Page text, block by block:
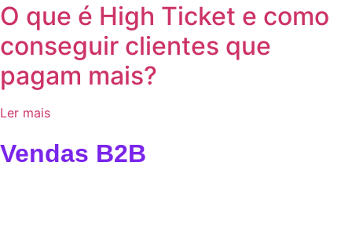
O que é High Ticket e como
conseguir clientes que
pagam mais?
Ler mais
Vendas B2B